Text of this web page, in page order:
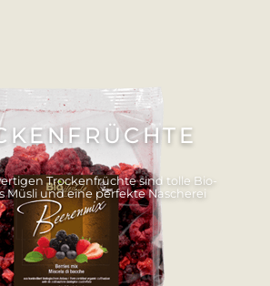
Trockenfrüchte sind tolle Bio-
Müsli und eine perfekte Nascherei